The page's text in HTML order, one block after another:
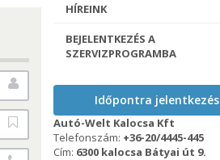
HÍREINK
BEJELENTKEZÉS A
SZERVIZPROGRAMBA
Időpontra jelentkezés
Autó-Welt Kalocsa Kft
Telefonszám: +36-20/4445-445
Cím: 6300 kalocsa Bátyai út 9.